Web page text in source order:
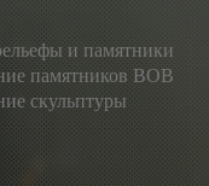
и памятники
памятников ВОВ
скульптуры